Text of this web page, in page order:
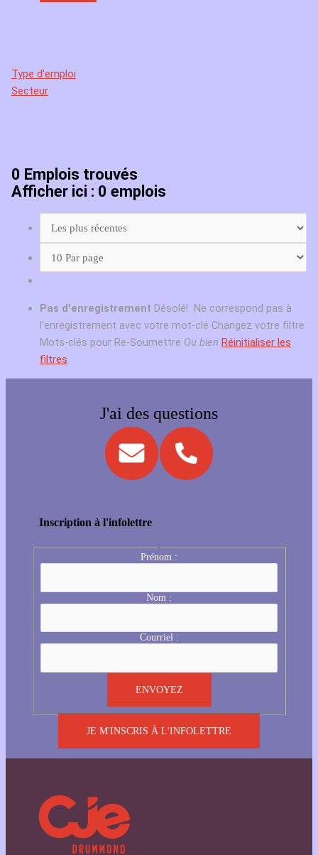
Type d'emploi
Secteur
0 Emplois trouvés
Afficher ici : 0 emplois
Pas d'enregistrement Désolé! Ne correspond pas à
l'enregistrement avec votre mot-clé Changez votre filtre
Mots-clés pour Re-Soumettre Ou bien Réinitialiser les
filtres
J'ai des questions
Inscription à l'infolettre
Prénom :
Nom :
Courriel :
JE M'INSCRIS À L'INFOLETTRE